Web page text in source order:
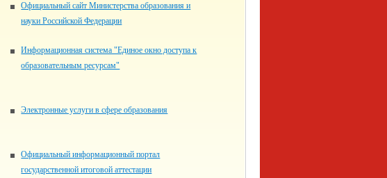
Официальный сайт Министерства образования и
науки Российской Федерации
Информационная система "Единое окно доступа к
образовательным ресурсам"
Электронные услуги в сфере образования
Официальный информационный портал
государственной итоговой аттестации